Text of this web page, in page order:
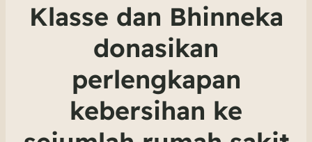
Klasse dan Bhinneka
donasikan
perlengkapan
kebersihan ke